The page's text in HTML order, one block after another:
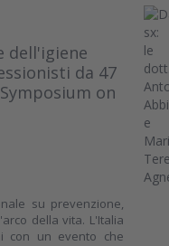
dell'igiene
da 47
on
su prevenzione,
della vita. L'Italia
con un evento che